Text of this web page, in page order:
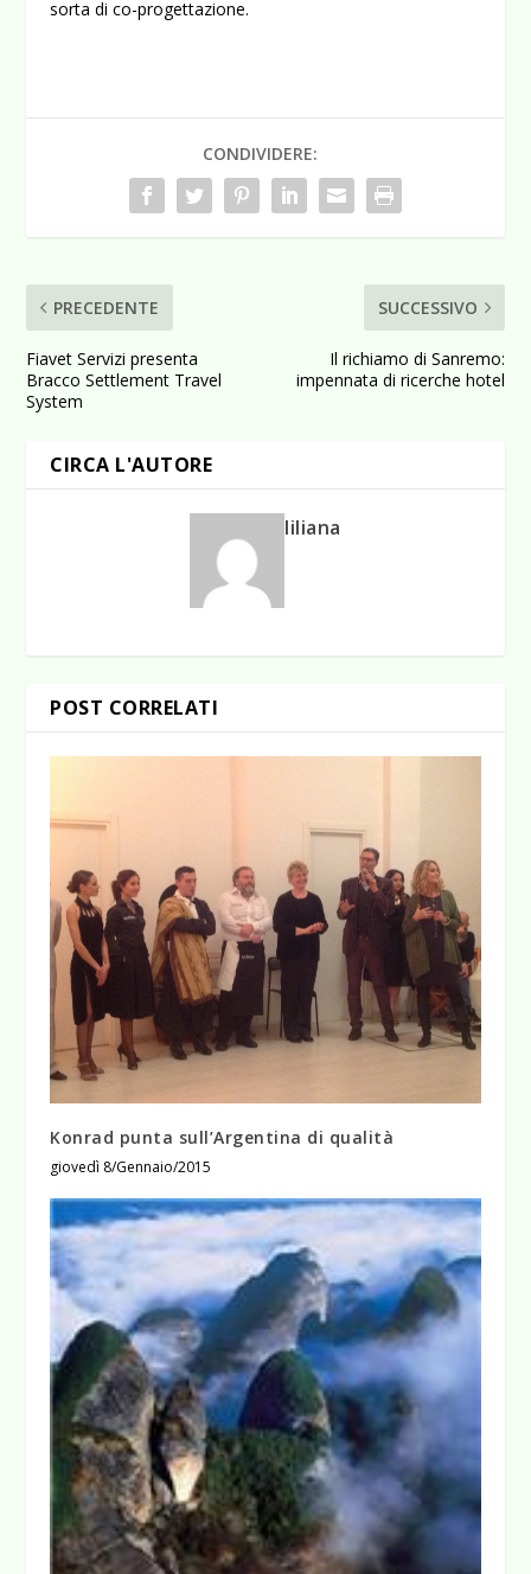
sorta di co-progettazione.
CONDIVIDERE:
PRECEDENTE
Fiavet Servizi presenta
Bracco Settlement Travel
System
SUCCESSIVO
Il richiamo di Sanremo:
impennata di ricerche hotel
CIRCA L'AUTORE
liliana
POST CORRELATI
Konrad punta sull’Argentina di qualità
giovedì 8/Gennaio/2015